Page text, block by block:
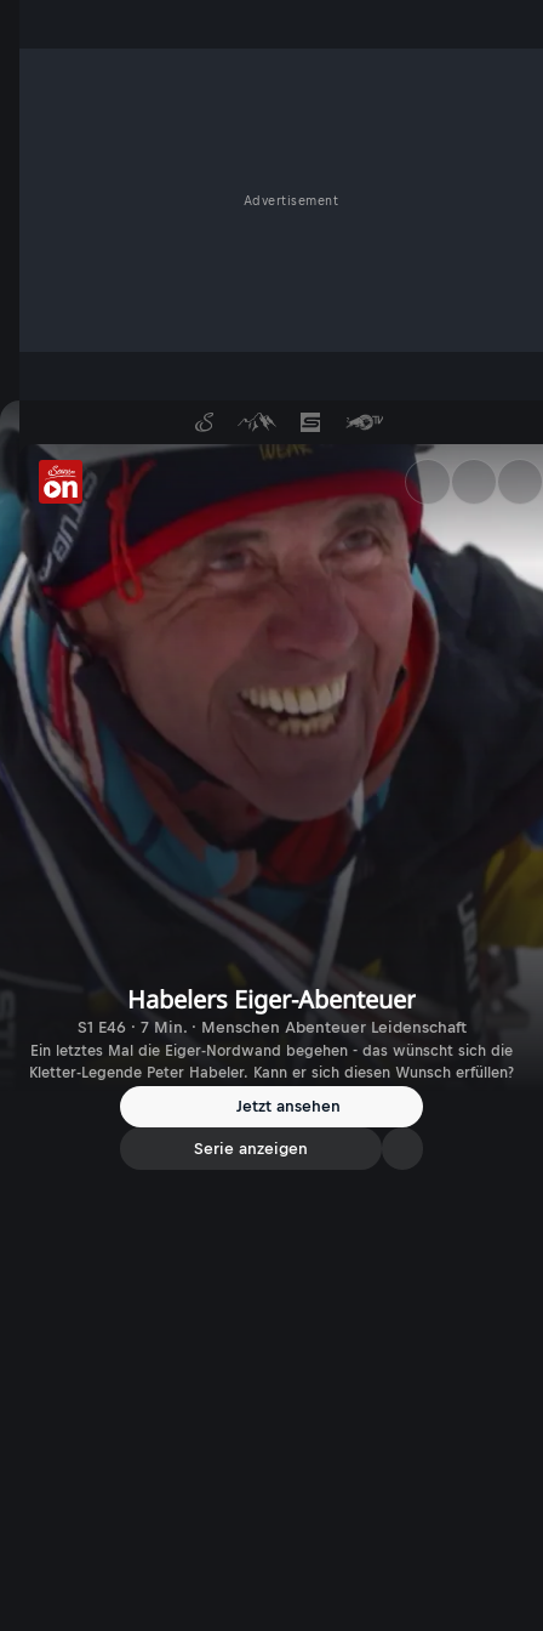
Advertisement
Peter Habeler – Mit 75
Habelers Eiger-Abenteuer
S1 E46 · 7 Min. · Menschen Abenteuer Leidenschaft
Ein letztes Mal die Eiger-Nordwand begehen - das wünscht sich die
Kletter-Legende Peter Habeler. Kann er sich diesen Wunsch erfüllen?
Jetzt ansehen
Serie anzeigen